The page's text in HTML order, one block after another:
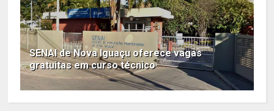
SENAI de Nova Iguaçu oferece vagas
gratuitas em curso técnico